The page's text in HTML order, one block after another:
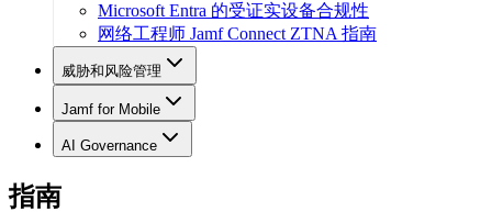
Microsoft Entra 的受证实设备合规性
网络工程师 Jamf Connect ZTNA 指南
威胁和风险管理
Jamf for Mobile
AI Governance
指南